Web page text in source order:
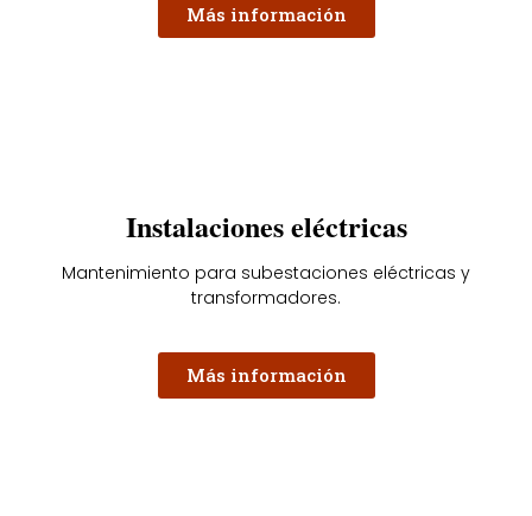
Más información
Instalaciones eléctricas
Mantenimiento para subestaciones eléctricas y
transformadores.
Más información